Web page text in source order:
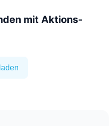
mit Aktions-